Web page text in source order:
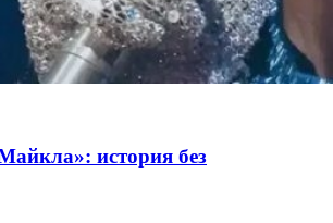
история без